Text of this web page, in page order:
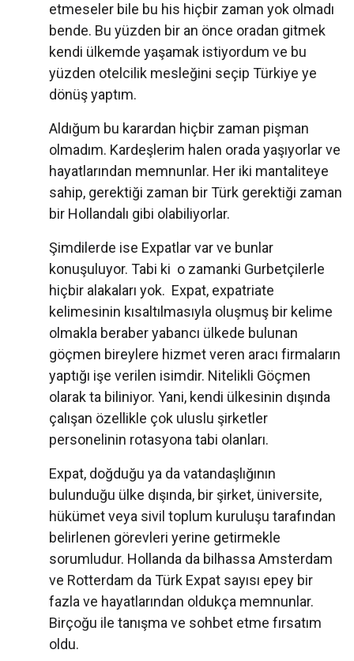
etmeseler bile bu his hiçbir zaman yok olmadı
bende. Bu yüzden bir an önce oradan gitmek
kendi ülkemde yaşamak istiyordum ve bu
yüzden otelcilik mesleğini seçip Türkiye ye
dönüş yaptım.
Aldığum bu karardan hiçbir zaman pişman
olmadım. Kardeşlerim halen orada yaşıyorlar ve
hayatlarından memnunlar. Her iki mantaliteye
sahip, gerektiği zaman bir Türk gerektiği zaman
bir Hollandalı gibi olabiliyorlar.
Şimdilerde ise Expatlar var ve bunlar
konuşuluyor. Tabi ki o zamanki Gurbetçilerle
hiçbir alakaları yok. Expat, expatriate
kelimesinin kısaltılmasıyla oluşmuş bir kelime
olmakla beraber yabancı ülkede bulunan
göçmen bireylere hizmet veren aracı firmaların
yaptığı işe verilen isimdir. Nitelikli Göçmen
olarak ta biliniyor. Yani, kendi ülkesinin dışında
çalışan özellikle çok uluslu şirketler
personelinin rotasyona tabi olanları.
Expat, doğduğu ya da vatandaşlığının
bulunduğu ülke dışında, bir şirket, üniversite,
hükümet veya sivil toplum kuruluşu tarafından
belirlenen görevleri yerine getirmekle
sorumludur. Hollanda da bilhassa Amsterdam
ve Rotterdam da Türk Expat sayısı epey bir
fazla ve hayatlarından oldukça memnunlar.
Birçoğu ile tanışma ve sohbet etme fırsatım
oldu.